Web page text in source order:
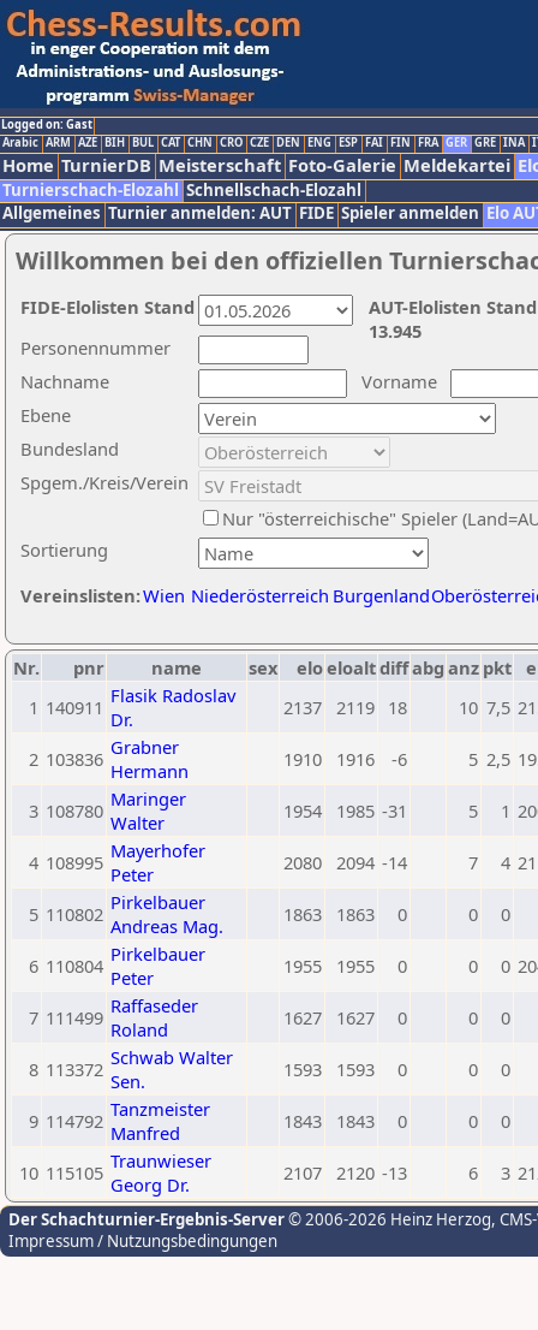
Logged on: Gast
Arabic ARM AZE BIH BUL CAT CHN CRO CZE DEN ENG ESP FAI FIN FRA GER GRE INA
Home TurnierDB Meisterschaft Foto-Galerie Meldekartei
Turnierschach-Elozahl Schnellschach-Elozahl
Allgemeines Turnier anmelden: AUT FIDE Spieler anmelden Elo
Willkommen bei den offiziellen
Nachname
Vorname
Ebene
Sortierung
Personennummer
Bundesland
Spgem./Kreis/Verein
Nur "österreichische" Spieler
Vereinslisten:Wien Niederösterreich Burgenland
AUT-Elolisten
13.945
FIDE-Elolisten Stand
Nr. pnr name sex eloeloaltdiffabg anz pkt
1 140911 Flasik Radoslav
Dr.
2137 2119 18 10 7,5
2 103836 Grabner
Hermann
1910 1916 -6 5 2,5
3 108780 Maringer
Walter
1954 1985 -31 5 1
4 108995 Mayerhofer
Peter
2080 2094 -14 7 4
5 110802 Pirkelbauer
Andreas Mag.
1863 1863 0 0 0
6 110804 Pirkelbauer
Peter
1955 1955 0 0 0
7 111499 Raffaseder
Roland
1627 1627 0 0 0
8 113372 Schwab Walter
Sen.
1593 1593 0 0 0
9 114792 Tanzmeister
Manfred
1843 1843 0 0 0
10 115105 Traunwieser
Georg Dr.
2107 2120 -13 6 3
Der Schachturnier-Ergebnis-Server© 2006-2026 Heinz Herzog,
Impressum / Nutzungsbedingungen